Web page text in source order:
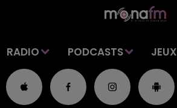
RADIO PODCASTS JEUX